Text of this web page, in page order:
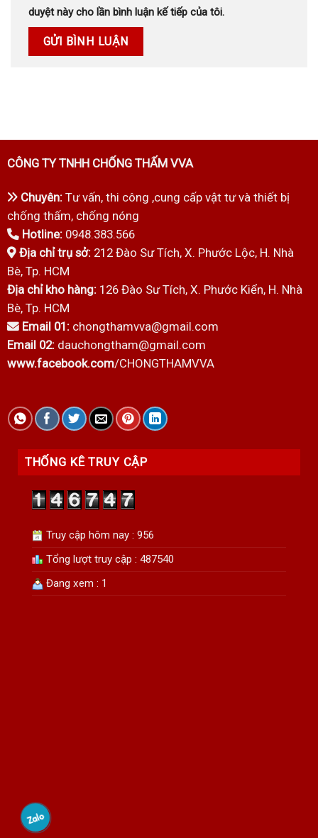
duyệt này cho lần bình luận kế tiếp của tôi.
CÔNG TY TNHH CHỐNG THẤM VVA
Chuyên:Tư vấn, thi công ,cung cấp vật tư và thiết bị
chống thấm, chống nóng
Hotline:0948.383.566
Địa chỉ trụ sở:212 Đào Sư Tích, X. Phước Lộc, H. Nhà
Bè, Tp. HCM
Địa chỉ kho hàng:126 Đào Sư Tích, X. Phước Kiển, H. Nhà
Bè, Tp. HCM
Email 01:chongthamvva@gmail.com
Email 02:dauchongtham@gmail.com
www.facebook.com/CHONGTHAMVVA
THỐNG KÊ TRUY CẬP
Truy cập hôm nay : 956
Tổng lượt truy cập : 487540
Đang xem : 1